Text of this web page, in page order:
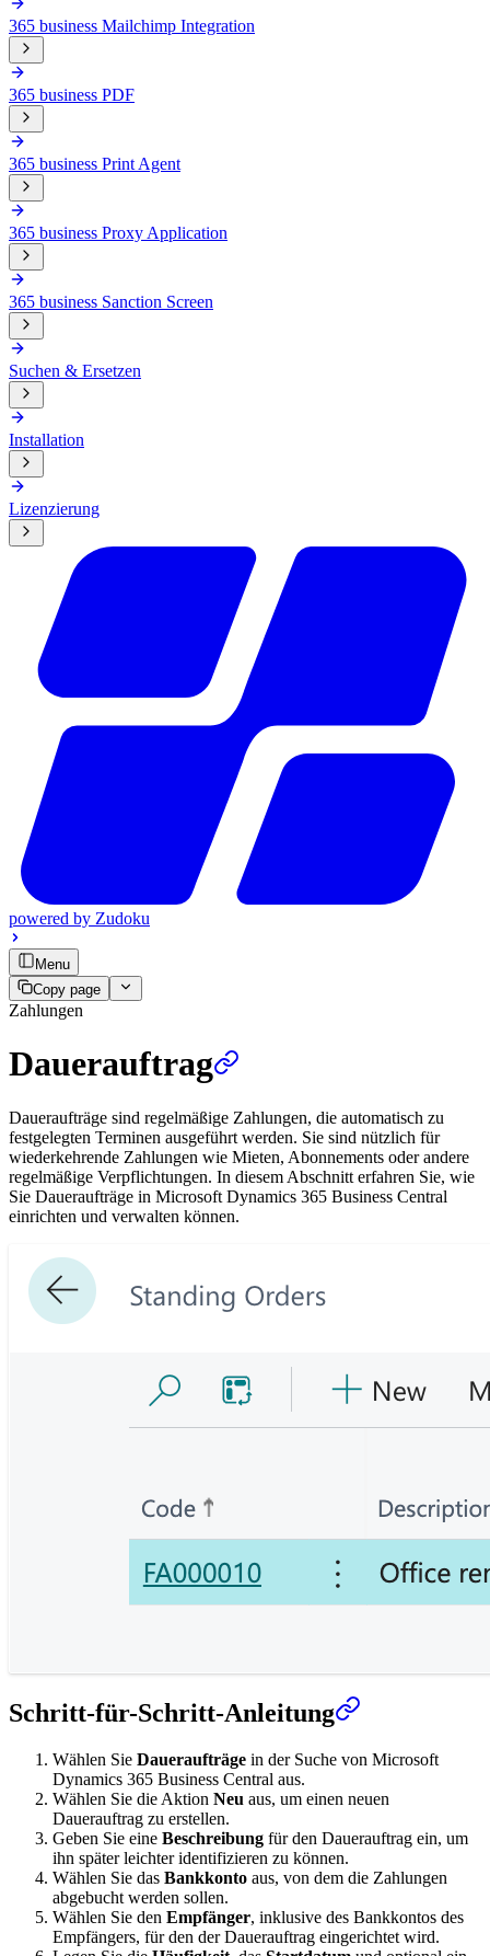
365 business Mailchimp Integration
365 business PDF
365 business Print Agent
365 business Proxy Application
365 business Sanction Screen
Suchen & Ersetzen
Installation
Lizenzierung
powered by Zudoku
Menu
Copy page
Zahlungen
Dauerauftrag
Daueraufträge sind regelmäßige Zahlungen, die automatisch zu
festgelegten Terminen ausgeführt werden. Sie sind nützlich für
wiederkehrende Zahlungen wie Mieten, Abonnements oder andere
regelmäßige Verpflichtungen. In diesem Abschnitt erfahren Sie, wie
Sie Daueraufträge in Microsoft Dynamics 365 Business Central
einrichten und verwalten können.
Schritt-für-Schritt-Anleitung
Wählen Sie Daueraufträge in der Suche von Microsoft
Dynamics 365 Business Central aus.
Wählen Sie die Aktion Neu aus, um einen neuen
Dauerauftrag zu erstellen.
Geben Sie eine Beschreibung für den Dauerauftrag ein, um
ihn später leichter identifizieren zu können.
Wählen Sie das Bankkonto aus, von dem die Zahlungen
abgebucht werden sollen.
Wählen Sie den Empfänger, inklusive des Bankkontos des
Empfängers, für den der Dauerauftrag eingerichtet wird.